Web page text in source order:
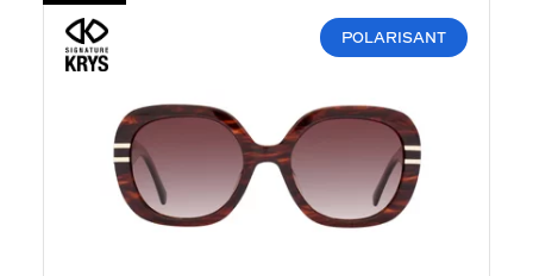
POLARISANT